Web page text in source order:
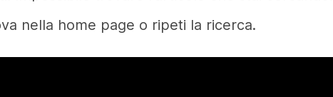
nella home page o ripeti la ricerca.